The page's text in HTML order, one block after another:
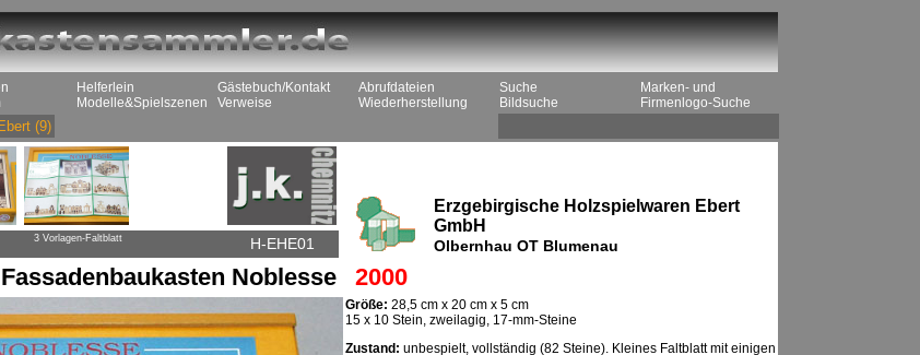
Helferlein
Modelle&Spielszenen
Gästebuch/Kontakt
Verweise
Abrufdateien
Wiederherstellung
Suche
Bildsuche
Marken- und
Firmenlogo-Suche
Ebert (9)
3 Vorlagen-Faltblatt H-EHE01
Erzgebirgische Holzspielwaren Ebert
GmbH
Olbernhau OT Blumenau
Fassadenbaukasten Noblesse 2000
Größe: 28,5 cm x 20 cm x 5 cm
15 x 10 Stein, zweilagig, 17-mm-Steine
Zustand: unbespielt, vollständig (82 Steine). Kleines Faltblatt mit einigen